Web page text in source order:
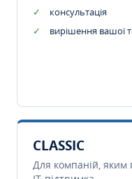
консультація
вирішення вашої
CLASSIC
Для компаній, яким